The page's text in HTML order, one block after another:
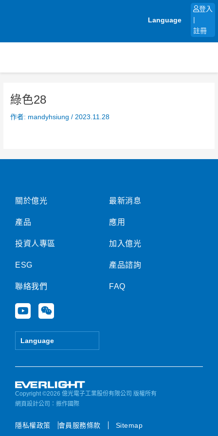
Language
登入
註冊
綠色28
作者: mandyhsiung/ 2023.11.28
關於億光
產品
投資人專區
ESG
聯絡我們
Y
o
u
e
W
e
i
Language
最新消息
應用
加入億光
產品諮詢
FAQ
Copyright ©2026 億光電子工業股份有限公司 版權所有
網頁設計公司 ：振作國際
隱私權政策 會員服務條款 Sitemap